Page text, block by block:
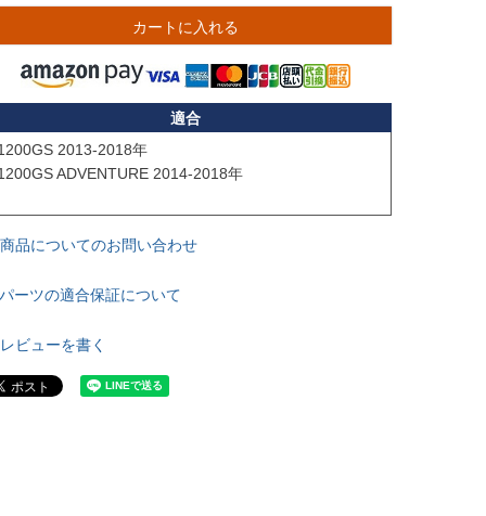
カートに入れる
適合
2013-2018年
ADVENTURE 2014-2018年
商品についてのお問い合わせ
パーツの適合保証について
レビューを書く